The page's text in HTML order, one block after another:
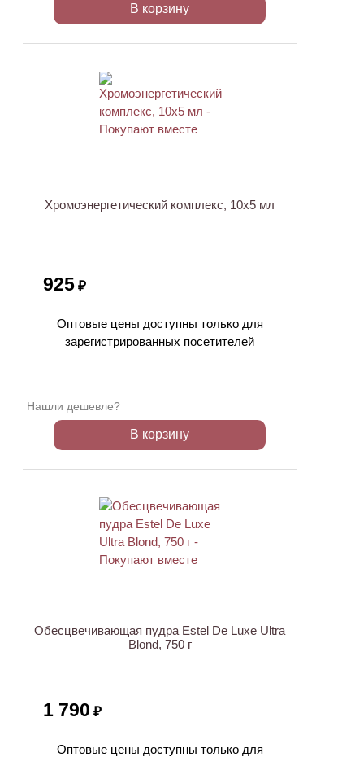
В корзину
Хромоэнергетический комплекс, 10х5 мл
925 ₽
Оптовые цены доступны только для
зарегистрированных посетителей
Нашли дешевле?
В корзину
Обесцвечивающая пудра Estel De Luxe Ultra
Blond, 750 г
1 790 ₽
Оптовые цены доступны только для